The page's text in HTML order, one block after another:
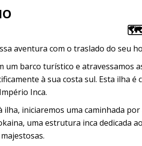
🗺️
aventura com o traslado do seu
um barco turístico e atravessamos
à sua costa sul. Esta ilha
Inca.
ilha, iniciaremos uma caminhada
uma estrutura inca dedicada